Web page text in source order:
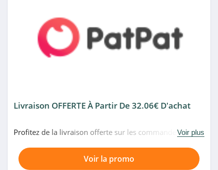
Livraison OFFERTE À Partir De 32.06€ D'achat
Profitez de la livraison offerte sur les commandes deVoir plus
Voir la promo